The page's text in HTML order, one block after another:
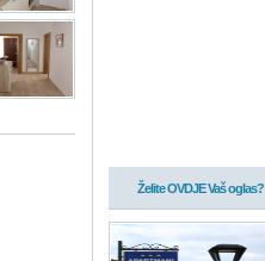
Želite OVDJE Vaš oglas?